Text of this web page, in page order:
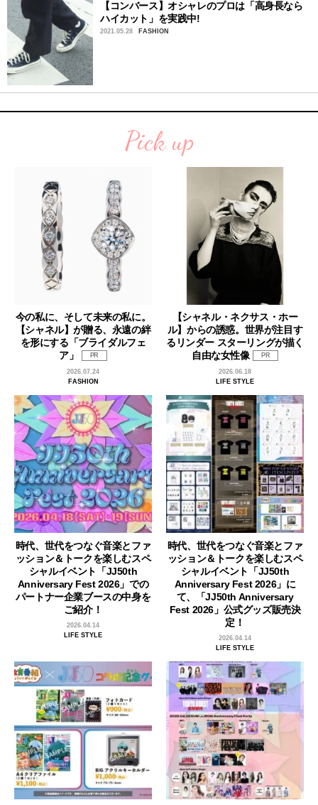
【コンバース】オシャレのプロは「高身長なら
ハイカット」を実践中!
2021.05.28 FASHION
Pick up
今の私に、そして未来の私に。
【シャネル】が贈る、永遠の絆
を形にする「ブライダルフェ
ア」
PR
2026.07.24
FASHION
【シャネル・ネクサス・ホー
ル】からの誘惑。世界が注目す
るリンダー スターリングが描く
自由な女性像
PR
2026.06.18
LIFE STYLE
時代、世代をつなぐ音楽とファ
ッション＆トークを楽しむスペ
シャルイベント「JJ50th
Anniversary Fest 2026」での
パートナー企業ブースの中身を
ご紹介！
2026.04.14
LIFE STYLE
時代、世代をつなぐ音楽とファ
ッション＆トークを楽しむスペ
シャルイベント「JJ50th
Anniversary Fest 2026」に
て、「JJ50th Anniversary
Fest 2026」公式グッズ販売決
定！
2026.04.14
LIFE STYLE